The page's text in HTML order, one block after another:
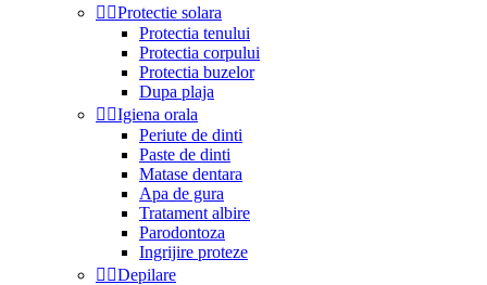
 Protectie solara
Protectia tenului
Protectia corpului
Protectia buzelor
Dupa plaja
 Igiena orala
Periute de dinti
Paste de dinti
Matase dentara
Apa de gura
Tratament albire
Parodontoza
Ingrijire proteze
 Depilare